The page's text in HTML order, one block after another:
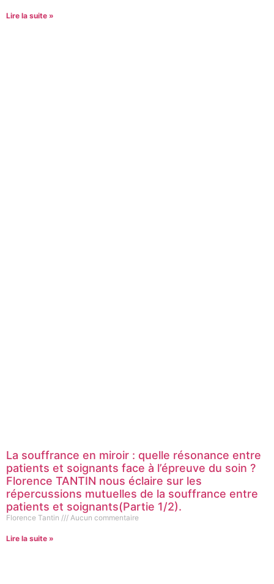
Lire la suite »
La souffrance en miroir : quelle résonance entre
patients et soignants face à l’épreuve du soin ?
Florence TANTIN nous éclaire sur les
répercussions mutuelles de la souffrance entre
patients et soignants(Partie 1/2).
Florence Tantin Aucun commentaire
Lire la suite »